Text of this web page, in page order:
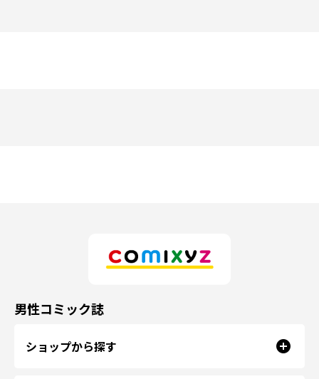
男性コミック誌
ショップから探す